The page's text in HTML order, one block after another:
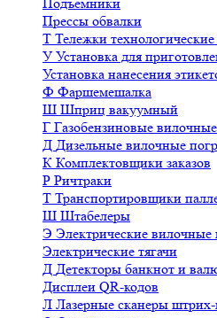
Прессы обвалки
Т Тележки
У Установка для
Установка нанесения
Ф Фаршемешалка
Ш Шприц вакуумный
Г Газобензиновые
Д Дизельные вилочные
К Комплектовщики заказов
Р Ричтраки
Т Транспортировщики
Ш Штабелеры
Э Электрические вилочные
Электрические тягачи
Д Детекторы банкнот и
Дисплеи QR-кодов
Л Лазерные сканеры штрих-